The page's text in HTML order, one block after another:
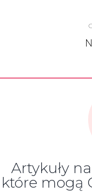
Artykuły
które mogą